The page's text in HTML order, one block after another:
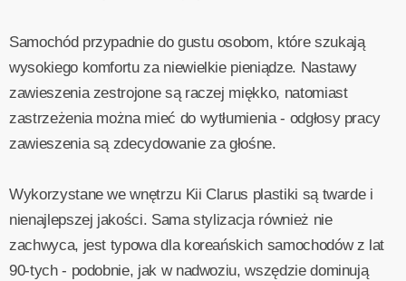
Samochód przypadnie do gustu osobom, które szukają
wysokiego komfortu za niewielkie pieniądze. Nastawy
zawieszenia zestrojone są raczej miękko, natomiast
zastrzeżenia można mieć do wytłumienia - odgłosy pracy
zawieszenia są zdecydowanie za głośne.
Wykorzystane we wnętrzu Kii Clarus plastiki są twarde i
nienajlepszej jakości. Sama stylizacja również nie
zachwyca, jest typowa dla koreańskich samochodów z lat
90-tych - podobnie, jak w nadwoziu, wszędzie dominują